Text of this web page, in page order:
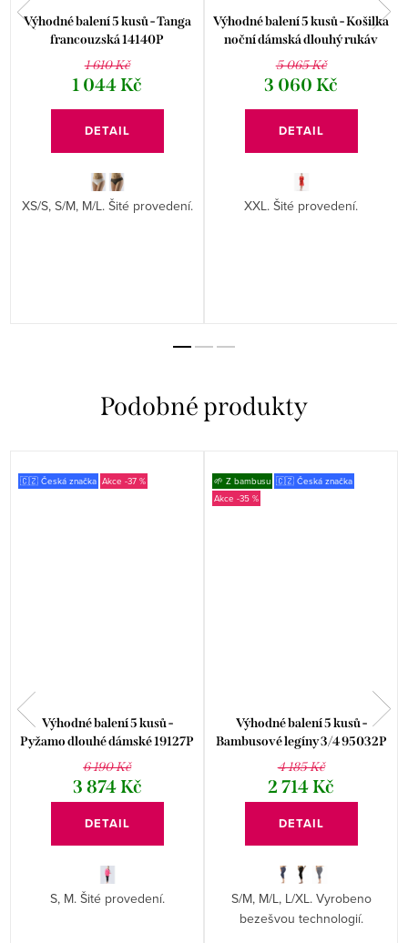
Výhodné balení 5 kusů - Tanga
francouzská 14140P
1 610 Kč
1 044 Kč
DETAIL
XS/S, S/M, M/L. Šité provedení.
Výhodné balení 5 kusů - Košilka
noční dámská dlouhý rukáv
19133P
5 065 Kč
3 060 Kč
DETAIL
XXL. Šité provedení.
🇨🇿 Česká značka -37 %
Výhodné balení 5 kusů -
Pyžamo dlouhé dámské 19127P
6 190 Kč
3 874 Kč
DETAIL
S, M. Šité provedení.
🌱 Z bambusu 🇨🇿 Česká značka
-35 %
Výhodné balení 5 kusů -
Bambusové legíny 3/4 95032P
4 185 Kč
2 714 Kč
DETAIL
S/M, M/L, L/XL. Vyrobeno
bezešvou technologií.